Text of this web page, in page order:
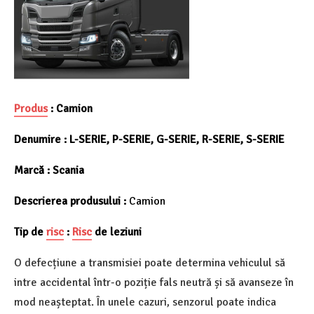
Produs: Camion
Denumire : L-SERIE, P-SERIE, G-SERIE, R-SERIE, S-SERIE
Marcă : Scania
Descrierea produsului : Camion
Tip de risc : Risc de leziuni
O defecțiune a transmisiei poate determina vehiculul să
intre accidental într-o poziție fals neutră și să avanseze în
mod neașteptat. În unele cazuri, senzorul poate indica